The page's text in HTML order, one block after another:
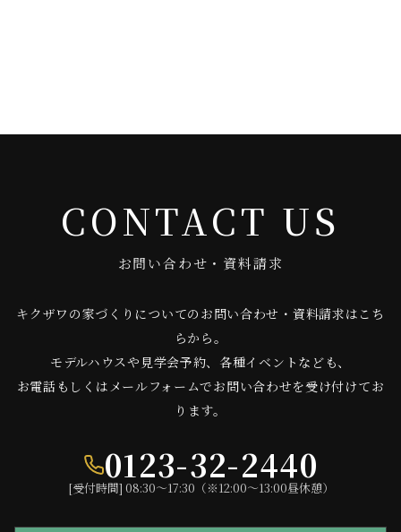
CONTACT US
お問い合わせ・資料請求
キクザワの家づくりについてのお問い合わせ・資料請求はこち
らから。
モデルハウスや見学会予約、各種イベントなども、
お電話もしくはメールフォームでお問い合わせを受け付けてお
ります。
0123-32-2440
[受付時間] 08:30〜17:30（※12:00〜13:00昼休憩）